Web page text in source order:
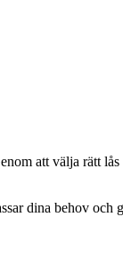
att välja rätt
dina behov och